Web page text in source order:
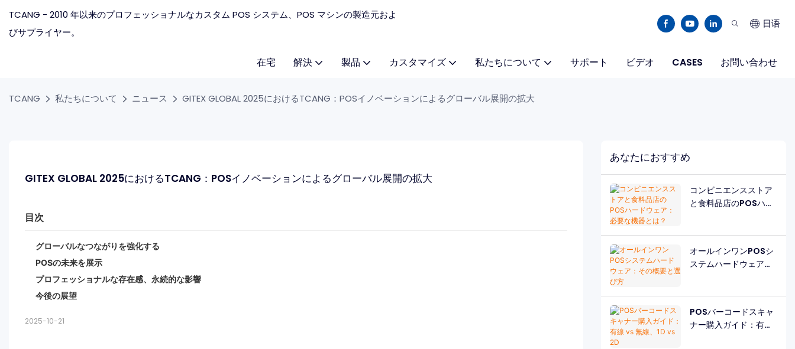
TCANG - 2010 年以来のプロフェッショナルなカスタム POS システム、POS マシンの製造元およ
びサプライヤー。
日语
在宅 解決 製品 カスタマイズ 私たちについて サポート ビデオ CASES お問い合わせ
TCANG 私たちについて ニュース GITEX GLOBAL 2025におけるTCANG：POSイノベーションによるグローバル展開の拡大
GITEX GLOBAL 2025におけるTCANG：POSイノベーションによるグローバル展開の拡大
目次
グローバルなつながりを強化する
POSの未来を展示
プロフェッショナルな存在感、永続的な影響
今後の展望
2025-10-21
あなたにおすすめ
コンビニエンスストア
と食料品店のPOSハー
オールインワンPOSシ
ステムハードウェア：
POSバーコードスキャ
ナー購入ガイド：有線